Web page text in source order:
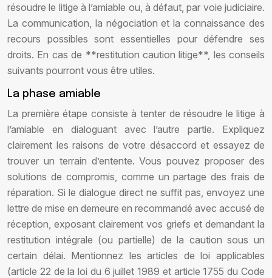
résoudre le litige à l’amiable ou, à défaut, par voie judiciaire.
La communication, la négociation et la connaissance des
recours possibles sont essentielles pour défendre ses
droits. En cas de **restitution caution litige**, les conseils
suivants pourront vous être utiles.
La phase amiable
La première étape consiste à tenter de résoudre le litige à
l’amiable en dialoguant avec l’autre partie. Expliquez
clairement les raisons de votre désaccord et essayez de
trouver un terrain d’entente. Vous pouvez proposer des
solutions de compromis, comme un partage des frais de
réparation. Si le dialogue direct ne suffit pas, envoyez une
lettre de mise en demeure en recommandé avec accusé de
réception, exposant clairement vos griefs et demandant la
restitution intégrale (ou partielle) de la caution sous un
certain délai. Mentionnez les articles de loi applicables
(article 22 de la loi du 6 juillet 1989 et article 1755 du Code